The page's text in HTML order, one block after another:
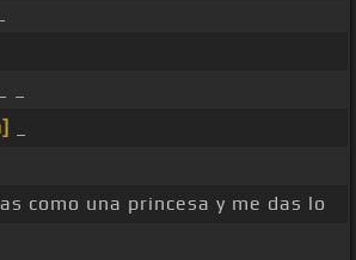
como una princesa y me das lo